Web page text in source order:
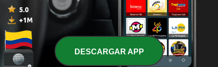
25 - E05 - Amiga imaginaria
27 nov. 2020
24 - E04 - La aeromosa
27 nov. 2020
DESCARGAR APP